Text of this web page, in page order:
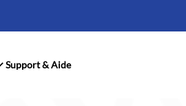
Support & Aide